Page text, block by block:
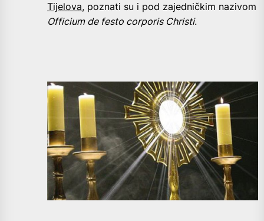
Tijelova, poznati su i pod zajedničkim nazivom
Officium de festo corporis Christi.